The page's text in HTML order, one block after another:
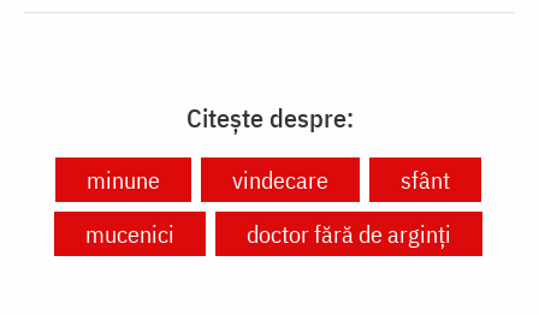
Citește despre:
minune vindecare
sfânt
mucenici
doctor fără de arginți